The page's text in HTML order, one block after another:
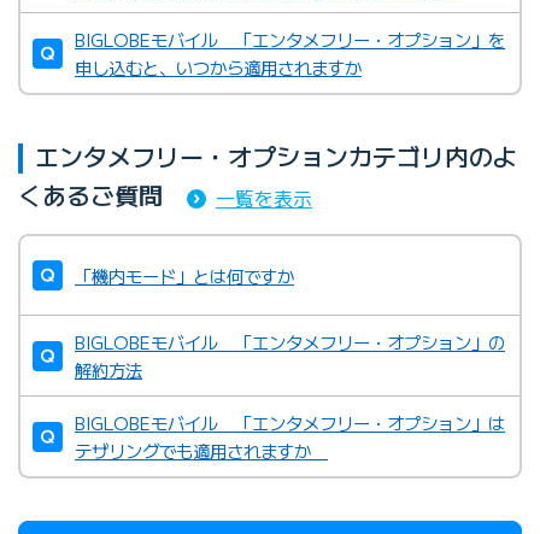
BIGLOBEモバイル 「エンタメフリー・オプション」を
申し込むと、いつから適用されますか
エンタメフリー・オプションカテゴリ内のよ
くあるご質問
一覧を表示
「機内モード」とは何ですか
BIGLOBEモバイル 「エンタメフリー・オプション」の
解約方法
BIGLOBEモバイル 「エンタメフリー・オプション」は
テザリングでも適用されますか